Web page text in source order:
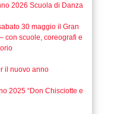
2026 Scuola di Danza
30 maggio il Gran
con scuole, coreografi e
il nuovo anno
2025 “Don Chisciotte e